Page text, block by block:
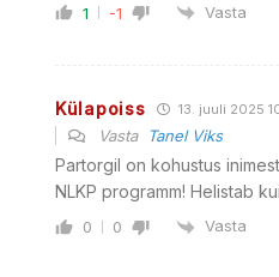
1 -1 Vasta
Külapoiss 13. juuli 2025
Vasta Tanel Viks
Partorgil on kohustus
NLKP programm! Helistab
0 0 Vasta